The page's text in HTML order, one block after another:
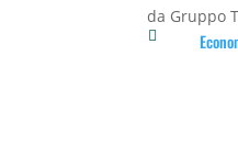
da Gruppo
